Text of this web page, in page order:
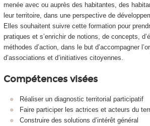
menée avec ou auprès des habitantes, des
leur territoire, dans une perspective de
Elles souhaitent suivre cette formation pour
pratiques et s’enrichir de notions, de concepts,
méthodes d’action, dans le but d’accompagner
d’associations et d’initiatives citoyennes.
Compétences visées
Réaliser un diagnostic territorial participatif
Faire participer les actrices et acteurs du
Construire des solutions d’intérêt général